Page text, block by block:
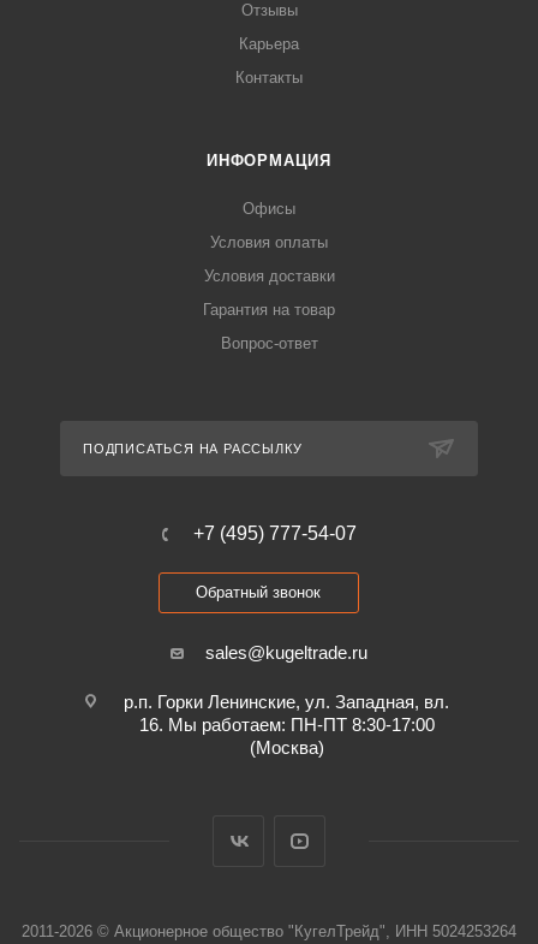
Отзывы
Карьера
Контакты
ИНФОРМАЦИЯ
Офисы
Условия оплаты
Условия доставки
Гарантия на товар
Вопрос-ответ
ПОДПИСАТЬСЯ НА РАССЫЛКУ
+7 (495) 777-54-07
Обратный звонок
sales@kugeltrade.ru
р.п. Горки Ленинские, ул. Западная, вл.
16. Мы работаем: ПН-ПТ 8:30-17:00
(Москва)
2011-2026 © Акционерное общество "КугелТрейд", ИНН 5024253264